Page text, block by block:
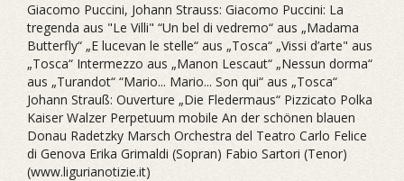
Giacomo Puccini, Johann Strauss: Giacomo Puccini: La
tregenda aus "Le Villi" “Un bel di vedremo“ aus „Madama
Butterfly“ „E lucevan le stelle“ aus „Tosca“ „Vissi d’arte" aus
„Tosca“ Intermezzo aus „Manon Lescaut“ „Nessun dorma“
aus „Turandot“ “Mario... Mario... Son qui“ aus „Tosca“
Johann Strauß: Ouverture „Die Fledermaus“ Pizzicato Polka
Kaiser Walzer Perpetuum mobile An der schönen blauen
Donau Radetzky Marsch Orchestra del Teatro Carlo Felice
di Genova Erika Grimaldi (Sopran) Fabio Sartori (Tenor)
(www.ligurianotizie.it)